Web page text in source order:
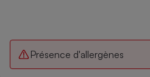
Présence d'allergènes